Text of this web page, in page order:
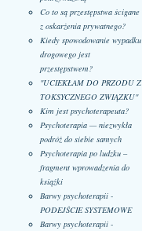
Co to są przestępstwa ścigane
z oskarżenia prywatnego?
Kiedy spowodowanie wypadku
drogowego jest
przestępstwem?
"UCIEKŁAM DO PRZODU Z
TOKSYCZNEGO ZWIĄZKU"
Kim jest psychoterapeuta?
Psychoterapia — niezwykła
podróż do siebie samych
Psychoterapia po ludzku –
fragment wprowadzenia do
książki
Barwy psychoterapii -
PODEJŚCIE SYSTEMOWE
Barwy psychoterapii -